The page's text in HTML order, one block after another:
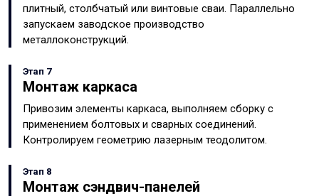
плитный, столбчатый или винтовые сваи. Параллельно
запускаем заводское производство
металлоконструкций.
Этап 7
Монтаж каркаса
Привозим элементы каркаса, выполняем сборку с
применением болтовых и сварных соединений.
Контролируем геометрию лазерным теодолитом.
Этап 8
Монтаж сэндвич-панелей